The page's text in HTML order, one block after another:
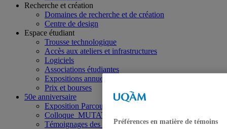
Recherche et création
Domaines de recherche et de création
Centre de design
Espace étudiant
Trousse technologique
Accès aux ateliers et infrastructures
Logiciels
Associations étudiantes
Expositions annuelles
Prix et bourses
50e anniversaire
Exposition Parcours
Colloque MUTATIONS : Où va le design ?
Témoignages des diplômé·esPréférences en matière de témoins